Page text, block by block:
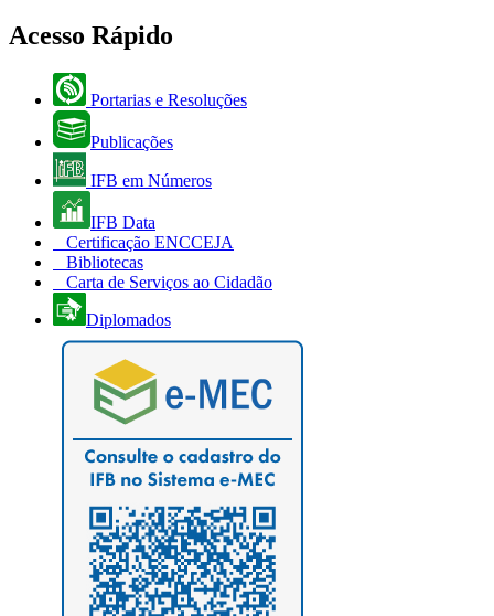
Acesso Rápido
Portarias e Resoluções
Publicações
IFB em Números
IFB Data
Certificação ENCCEJA
Bibliotecas
Carta de Serviços ao Cidadão
Diplomados